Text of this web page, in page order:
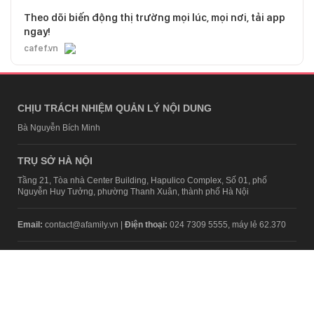
Theo dõi biến động thị trường mọi lúc, mọi nơi, tải app
ngay!
cafef.vn
CHỊU TRÁCH NHIỆM QUẢN LÝ NỘI DUNG
Bà Nguyễn Bích Minh
TRỤ SỞ HÀ NỘI
Tầng 21, Tòa nhà Center Building, Hapulico Complex, Số 01, phố
Nguyễn Huy Tưởng, phường Thanh Xuân, thành phố Hà Nội
Email: contact@afamily.vn | Điện thoại: 024 7309 5555, máy lẻ 62.370